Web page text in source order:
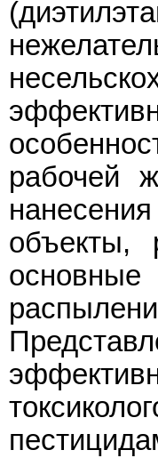
рабочей
объекты,